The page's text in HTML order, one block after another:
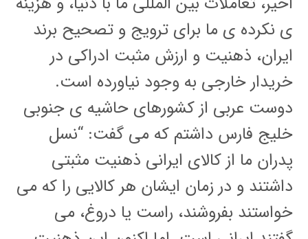
ی نکرده ی ما برای ترویج و تصحیح برند
ایران، ذهنیت و ارزش مثبت ادراکی در
خریدار خارجی به وجود نیاورده است.
دوست عربی از کشورهای حاشیه ی جنوبی
خلیج فارس داشتم که می گفت: “نسل
پدران ما از کالای ایرانی ذهنیت مثبتی
داشتند و در زمان ایشان هر کالایی را که می
خواستند بفروشند، راست یا دروغ، می